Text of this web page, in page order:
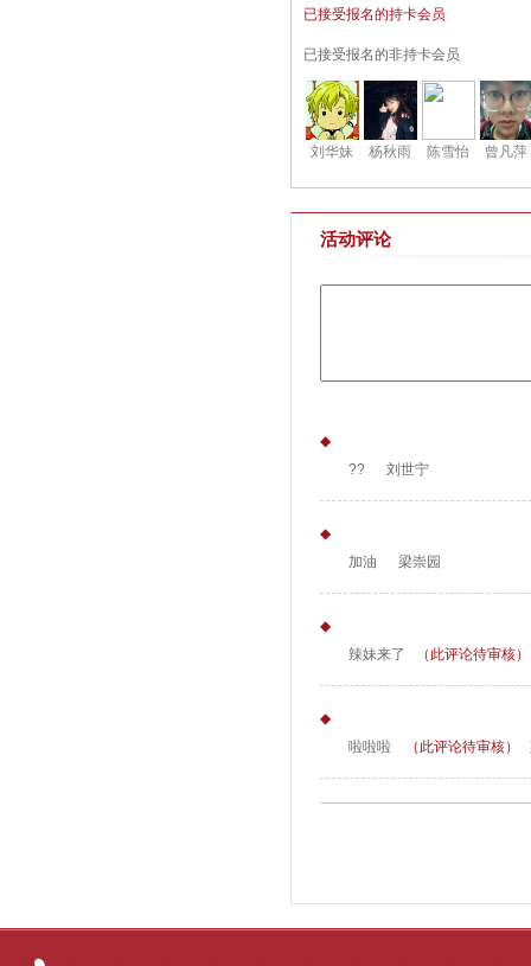
已接受报名的持卡会员
已接受报名的非持卡会员
刘华妹 杨秋雨 陈雪怡 曾凡萍
活动评论
◆
?? 刘世宁
◆
加油 梁崇园
◆
辣妹来了
（此评论待审核）
◆
啦啦啦
（此评论待审核）